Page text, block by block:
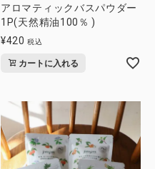
アロマティックバスパウダー
1P(天然精油100％ )
¥420 税込
カートに入れる